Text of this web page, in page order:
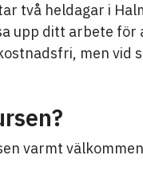
två heldagar i
upp ditt arbete
men vid
varmt